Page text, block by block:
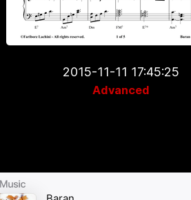
2015-11-11 17:45:25
Advanced